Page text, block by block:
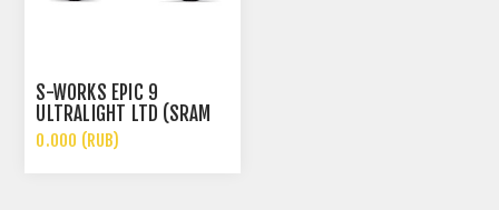
S-WORKS EPIC 9
ULTRALIGHT LTD (SRAM
XX SL, ROCKSHOX SL
ULTIMATE)
0.000 (RUB)